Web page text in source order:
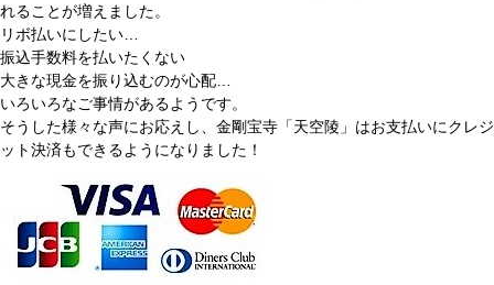
れることが増えました。
リボ払いにしたい…
振込手数料を払いたくない
大きな現金を振り込むのが心配…
いろいろなご事情があるようです。
そうした様々な声にお応えし、金剛宝寺「天空陵」はお支払いにクレジ
ット決済もできるようになりました！